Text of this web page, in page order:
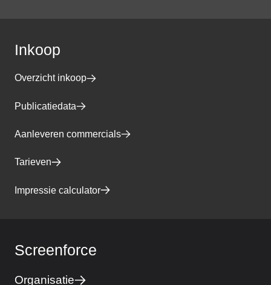
Inkoop
Overzicht inkoop
Publicatiedata
Aanleveren commercials
Tarieven
Impressie calculator
Screenforce
Organisatie